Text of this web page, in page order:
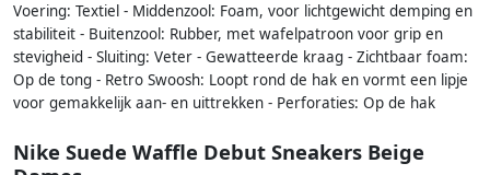
Voering: Textiel - Middenzool: Foam, voor lichtgewicht demping en
stabiliteit - Buitenzool: Rubber, met wafelpatroon voor grip en
stevigheid - Sluiting: Veter - Gewatteerde kraag - Zichtbaar foam:
Op de tong - Retro Swoosh: Loopt rond de hak en vormt een lipje
voor gemakkelijk aan- en uittrekken - Perforaties: Op de hak
Nike Suede Waffle Debut Sneakers Beige